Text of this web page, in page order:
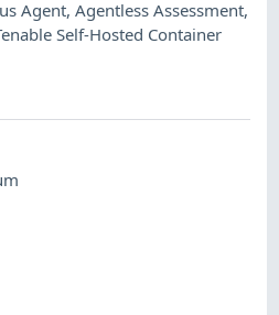
Agent,Agentless Assessment,
Self-Hosted Container